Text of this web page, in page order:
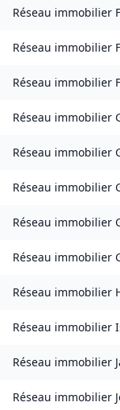
Réseau immobilier
Réseau immobilier
Réseau immobilier
Réseau immobilier
Réseau immobilier
Réseau immobilier
Réseau immobilier
Réseau immobilier
Réseau immobilier
Réseau immobilier
Réseau immobilier
Réseau immobilier